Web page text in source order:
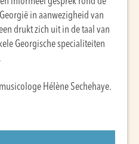
in aanwezigheid van
drukt zich uit in de taal van
Georgische specialiteiten
Hélène Sechehaye.